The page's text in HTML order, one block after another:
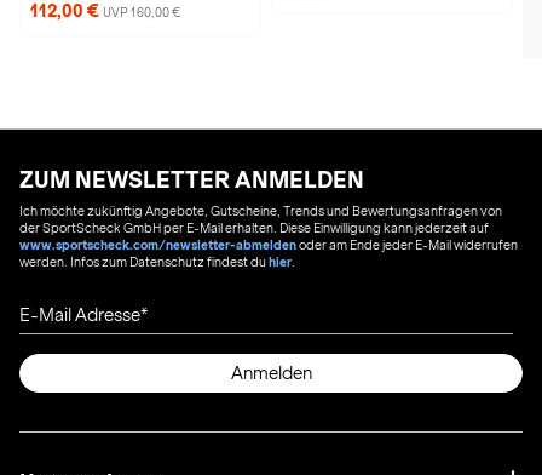
112,00 € UVP 160,00 €
ZUM NEWSLETTER ANMELDEN
Ich möchte zukünftig Angebote, Gutscheine, Trends und Bewertungsanfragen von
der SportScheck GmbH per E-Mail erhalten. Diese Einwilligung kann jederzeit auf
www.sportscheck.com/newsletter-abmeldenoder am Ende jeder E-Mail widerrufen
werden. Infos zum Datenschutz findest duhier
E-Mail Adresse
Anmelden